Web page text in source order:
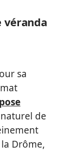
véranda
sa
de
Drôme,